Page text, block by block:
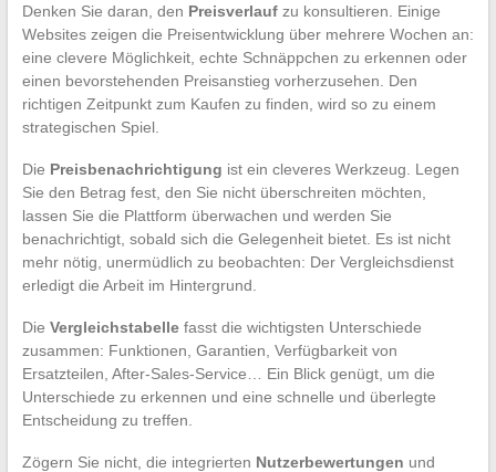
Denken Sie daran, den Preisverlaufzu konsultieren. Einige
Websites zeigen die Preisentwicklung über mehrere Wochen an:
eine clevere Möglichkeit, echte Schnäppchen zu erkennen oder
einen bevorstehenden Preisanstieg vorherzusehen. Den
richtigen Zeitpunkt zum Kaufen zu finden, wird so zu einem
strategischen Spiel.
Die Preisbenachrichtigung ist ein cleveres Werkzeug. Legen
Sie den Betrag fest, den Sie nicht überschreiten möchten,
lassen Sie die Plattform überwachen und werden Sie
benachrichtigt, sobald sich die Gelegenheit bietet. Es ist nicht
mehr nötig, unermüdlich zu beobachten: Der Vergleichsdienst
erledigt die Arbeit im Hintergrund.
Die Vergleichstabellefasst die wichtigsten Unterschiede
zusammen: Funktionen, Garantien, Verfügbarkeit von
Ersatzteilen, After-Sales-Service… Ein Blick genügt, um die
Unterschiede zu erkennen und eine schnelle und überlegte
Entscheidung zu treffen.
Zögern Sie nicht, die integrierten Nutzerbewertungen und